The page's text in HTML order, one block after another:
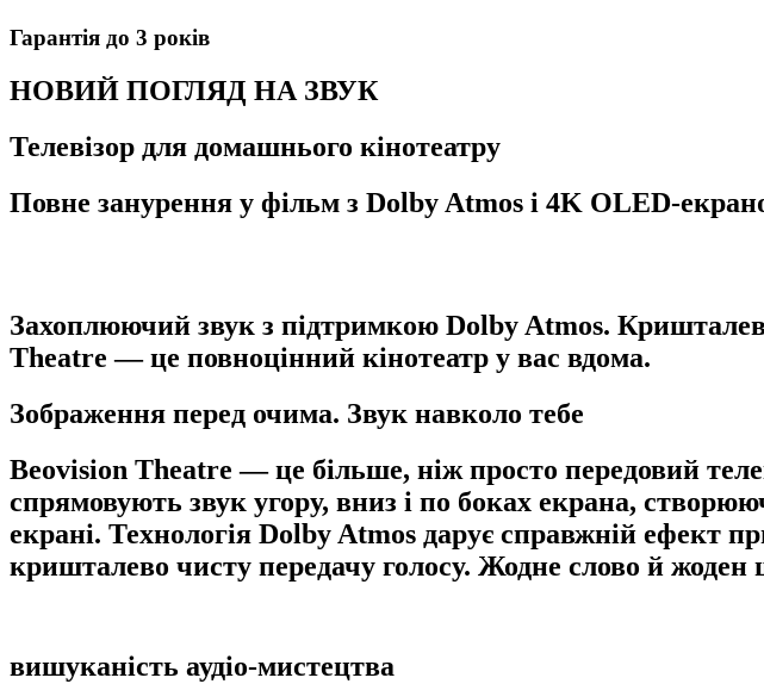
Гарантія до 3 років
НОВИЙ ПОГЛЯД НА ЗВУК
Телевізор для домашнього кінотеатру
Повне занурення у фільм з Dolby Atmos і 4K OLED-
Захоплюючий звук з підтримкою Dolby Atmos.
Theatre — це повноцінний кінотеатр у вас вдома.
Зображення перед очима. Звук навколо тебе
Beovision Theatre — це більше, ніж просто передовий
спрямовують звук угору, вниз і по боках екрана,
екрані. Технологія Dolby Atmos дарує справжній ефект
кришталево чисту передачу голосу. Жодне слово й
вишуканість аудіо-мистецтва